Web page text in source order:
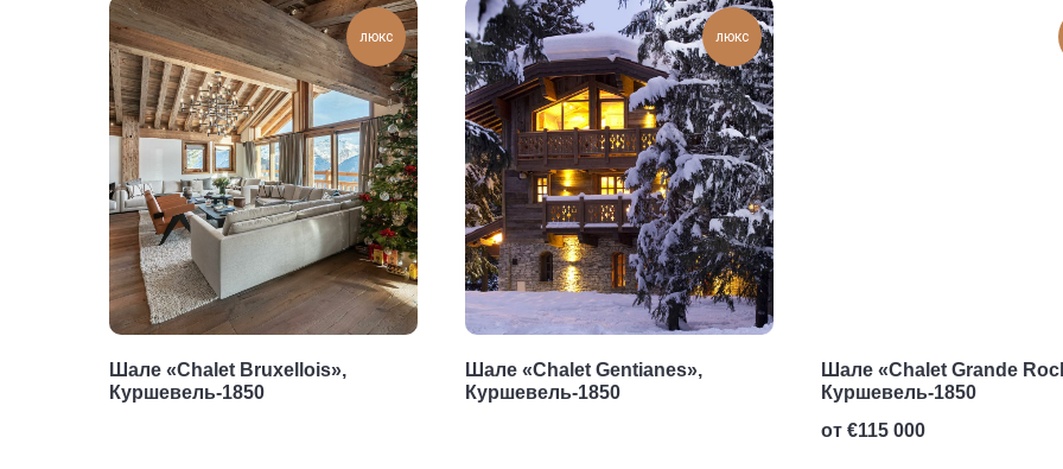
люкс
Шале «Chalet Bruxellois»,
Куршевель-1850
люкс
Шале «Chalet Gentianes»,
Куршевель-1850
Шале «Chalet Grande
Куршевель-1850
от €115 000